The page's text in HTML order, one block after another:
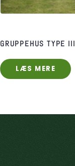
GRUPPEHUS TYPE III
LÆS MERE